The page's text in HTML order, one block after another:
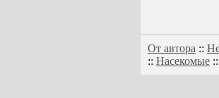
От автора ::
:: Насекомые ::